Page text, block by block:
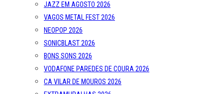
JAZZ EM AGOSTO 2026
VAGOS METAL FEST 2026
NEOPOP 2026
SONICBLAST 2026
BONS SONS 2026
VODAFONE PAREDES DE COURA 2026
CA VILAR DE MOUROS 2026